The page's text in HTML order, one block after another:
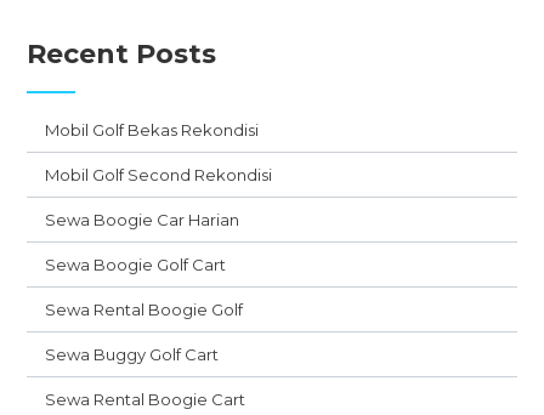
Recent Posts
Mobil Golf Bekas Rekondisi
Mobil Golf Second Rekondisi
Sewa Boogie Car Harian
Sewa Boogie Golf Cart
Sewa Rental Boogie Golf
Sewa Buggy Golf Cart
Sewa Rental Boogie Cart